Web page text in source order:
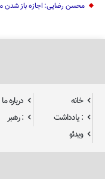
محسن رضایی: اجازه باز شدن
خانه درباره ما
: یادداشت
: رهبر
ویدئو